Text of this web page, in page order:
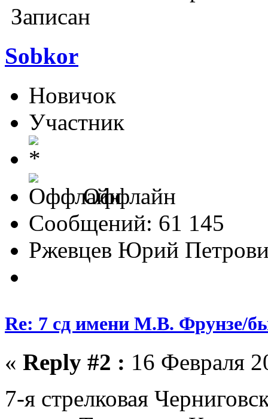
Записан
Sobkor
Новичок
Участник
Оффлайн
Сообщений: 61 145
Ржевцев Юрий
Re: 7 сд имени М.В. Фрунзе/
« Reply #2 : 16 Февраля
7-я стрелковая